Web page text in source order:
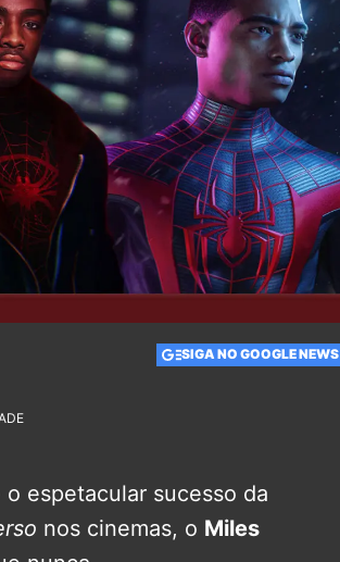
SIGA NO GOOGLE NEWS
espetacular sucesso da
nos cinemas, o Miles